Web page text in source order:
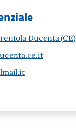
Ducenta (CE)